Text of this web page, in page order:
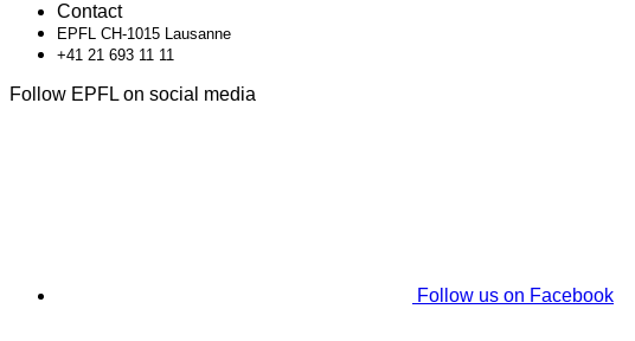
Contact
EPFL CH-1015 Lausanne
+41 21 693 11 11
Follow EPFL on social media
Follow us on Facebook